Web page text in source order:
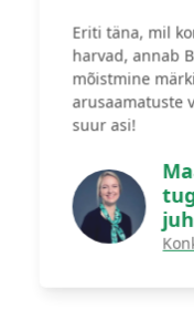
Eriti täna, mil
harvad, annab
mõistmine
arusaamatuste
suur asi!